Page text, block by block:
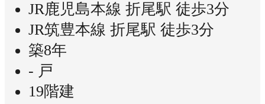
JR鹿児島本線 折尾駅 徒歩3分
JR筑豊本線 折尾駅 徒歩3分
築8年
- 戸
19階建